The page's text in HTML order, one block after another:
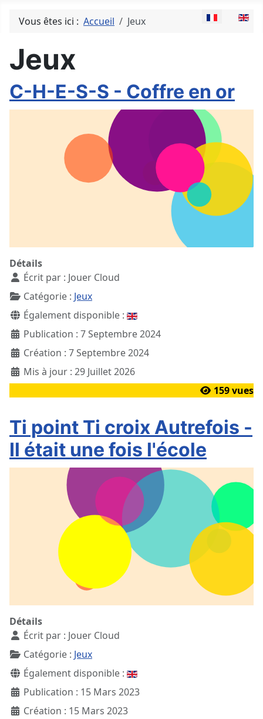
Sélectionnez
Vous êtes ici : Accueil Jeux
Jeux
C-H-E-S-S - Coffre en or
Détails
Écrit par : Jouer Cloud
Catégorie : Jeux
Également disponible :
Publication : 7 Septembre 2024
Création : 7 Septembre 2024
Mis à jour : 29 Juillet 2026
159 vues
Ti point Ti croix Autrefois -
Il était une fois l'école
Détails
Écrit par : Jouer Cloud
Catégorie : Jeux
Également disponible :
Publication : 15 Mars 2023
Création : 15 Mars 2023